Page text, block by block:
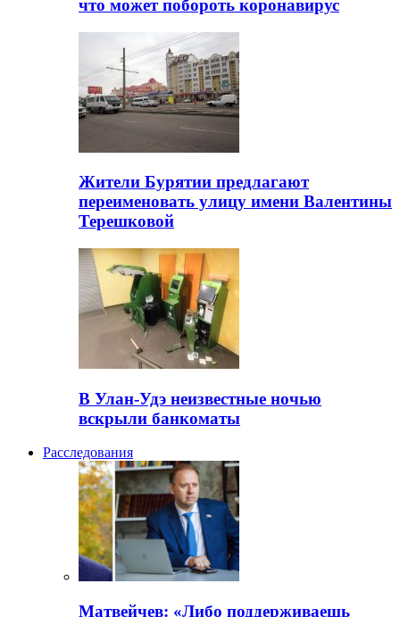
что может побороть коронавирус
Жители Бурятии предлагают
переименовать улицу имени Валентины
Терешковой
В Улан-Удэ неизвестные ночью
вскрыли банкоматы
Расследования
Матвейчев: «Либо поддерживаешь